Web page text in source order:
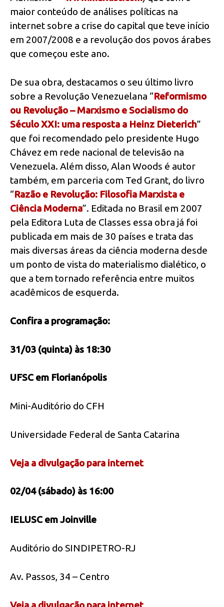
maior conteúdo de análises políticas na
internet sobre a crise do capital que teve início
em 2007/2008 e a revolução dos povos árabes
que começou este ano.
De sua obra, destacamos o seu último livro
sobre a Revolução Venezuelana “Reformismo
ou Revolução – Marxismo e Socialismo do
Século XXI: uma resposta a Heinz Dieterich”
que foi recomendado pelo presidente Hugo
Chávez em rede nacional de televisão na
Venezuela. Além disso, Alan Woods é autor
também, em parceria com Ted Grant, do livro
“Razão e Revolução: Filosofia Marxista e
Ciência Moderna”. Editada no Brasil em 2007
pela Editora Luta de Classes essa obra já foi
publicada em mais de 30 países e trata das
mais diversas áreas da ciência moderna desde
um ponto de vista do materialismo dialético, o
que a tem tornado referência entre muitos
acadêmicos de esquerda.
Confira a programação:
31/03 (quinta) às 18:30
UFSC em Florianópolis
Mini-Auditório do CFH
Universidade Federal de Santa Catarina
Veja a divulgação para internet
02/04 (sábado) às 16:00
IELUSC em Joinville
Auditório do SINDIPETRO-RJ
Av. Passos, 34 – Centro